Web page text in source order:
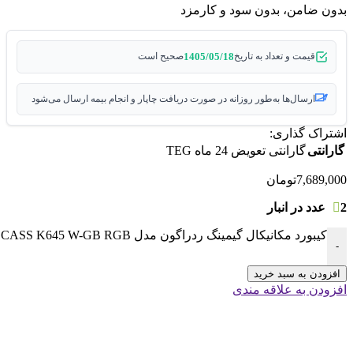
بدون ضامن، بدون سود و کارمزد
قیمت و تعداد به تاریخ1405/05/18صحیح است
ارسال‌ها به‌طور روزانه در صورت دریافت چاپار و انجام بیمه ارسال می‌شود
اشتراک گذاری:
گارانتیگارانتی تعویض 24 ماه TEG
7,689,000تومان
2 عدد در انبار
-
کیبورد مکانیکال گیمینگ ردراگون مدل CASS K645 W-GB RGB عدد
افزودن به سبد خرید
افزودن به علاقه مندی